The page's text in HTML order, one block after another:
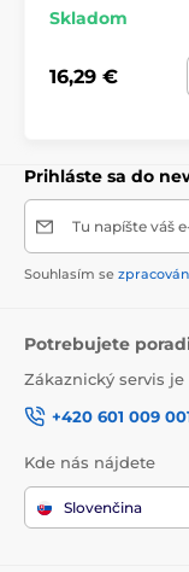
Skladom
16,29 €
Prihláste sa do
Tu napíšte váš
Souhlasím se
Potrebujete
Zákaznický servis
+420 601 009
Kde nás nájdete
Slovenčina